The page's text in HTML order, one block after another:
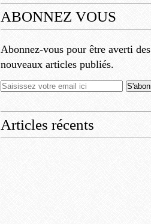
ABONNEZ VOUS
Abonnez-vous pour être averti des
nouveaux articles publiés.
Articles récents